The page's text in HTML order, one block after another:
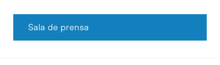
Sala de prensa